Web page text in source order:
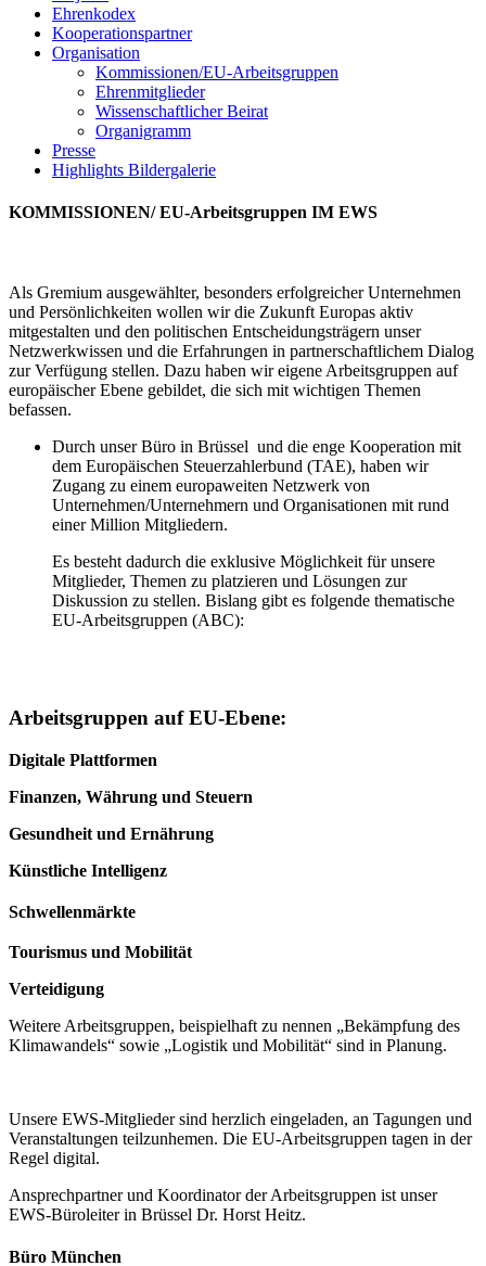
Ehrenkodex
Kooperationspartner
Organisation
Kommissionen/EU-Arbeitsgruppen
Ehrenmitglieder
Wissenschaftlicher Beirat
Organigramm
Presse
Highlights Bildergalerie
KOMMISSIONEN/ EU-Arbeitsgruppen IM EWS
Als Gremium ausgewählter, besonders erfolgreicher Unternehmen
und Persönlichkeiten wollen wir die Zukunft Europas aktiv
mitgestalten und den politischen Entscheidungsträgern unser
Netzwerkwissen und die Erfahrungen in partnerschaftlichem Dialog
zur Verfügung stellen. Dazu haben wir eigene Arbeitsgruppen auf
europäischer Ebene gebildet, die sich mit wichtigen Themen
befassen.
Durch unser Büro in Brüssel und die enge Kooperation mit
dem Europäischen Steuerzahlerbund (TAE), haben wir
Zugang zu einem europaweiten Netzwerk von
Unternehmen/Unternehmern und Organisationen mit rund
einer Million Mitgliedern.
Es besteht dadurch die exklusive Möglichkeit für unsere
Mitglieder, Themen zu platzieren und Lösungen zur
Diskussion zu stellen. Bislang gibt es folgende thematische
EU-Arbeitsgruppen (ABC):
Arbeitsgruppen auf EU-Ebene:
Digitale Plattformen
Finanzen, Währung und Steuern
Gesundheit und Ernährung
Künstliche Intelligenz
Schwellenmärkte
Tourismus und Mobilität
Verteidigung
Weitere Arbeitsgruppen, beispielhaft zu nennen „Bekämpfung des
Klimawandels“ sowie „Logistik und Mobilität“ sind in Planung.
Unsere EWS-Mitglieder sind herzlich eingeladen, an Tagungen und
Veranstaltungen teilzunhemen. Die EU-Arbeitsgruppen tagen in der
Regel digital.
Ansprechpartner und Koordinator der Arbeitsgruppen ist unser
EWS-Büroleiter in Brüssel Dr. Horst Heitz.
Büro München